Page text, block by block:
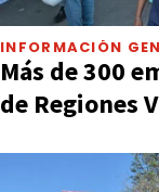
INFORMACIÓN
Más de 300
de Regiones